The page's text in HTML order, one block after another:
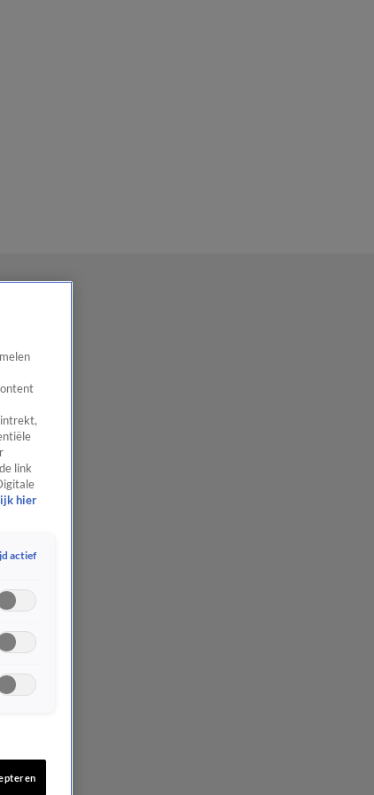
link
hier
actief